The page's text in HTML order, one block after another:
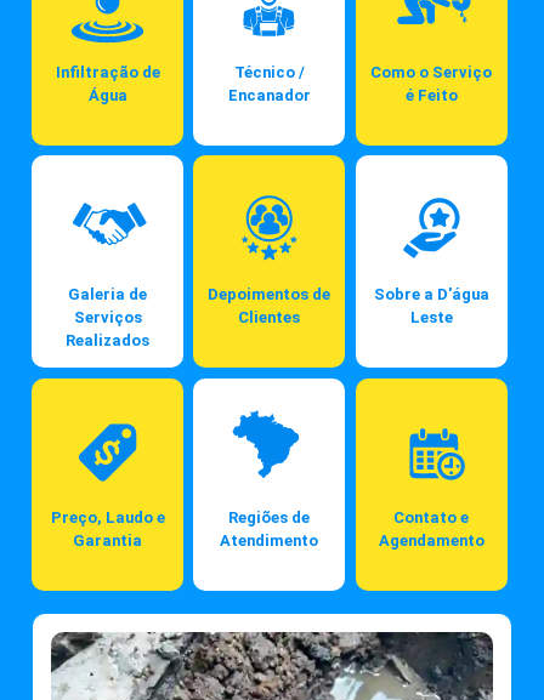
Infiltração de
Água
Técnico /
Encanador
Como o Serviço
é Feito
Galeria de
Serviços
Realizados
Depoimentos de
Clientes
Sobre a D'água
Leste
Preço, Laudo e
Garantia
Regiões de
Atendimento
Contato e
Agendamento